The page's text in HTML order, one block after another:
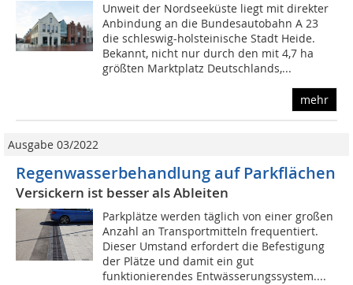
Unweit der Nordseeküste liegt mit direkter
Anbindung an die Bundesautobahn A 23
die schleswig-holsteinische Stadt Heide.
Bekannt, nicht nur durch den mit 4,7 ha
größten Marktplatz Deutschlands,...
mehr
Ausgabe 03/2022
Regenwasserbehandlung auf Parkflächen
Versickern ist besser als Ableiten
Parkplätze werden täglich von einer großen
Anzahl an Transportmitteln frequentiert.
Dieser Umstand erfordert die Befestigung
der Plätze und damit ein gut
funktionierendes Entwässerungssystem....